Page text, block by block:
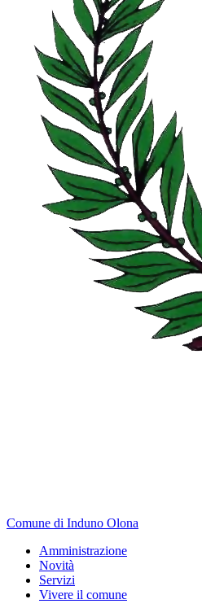
Comune di Induno Olona
Amministrazione
Novità
Servizi
Vivere il comune